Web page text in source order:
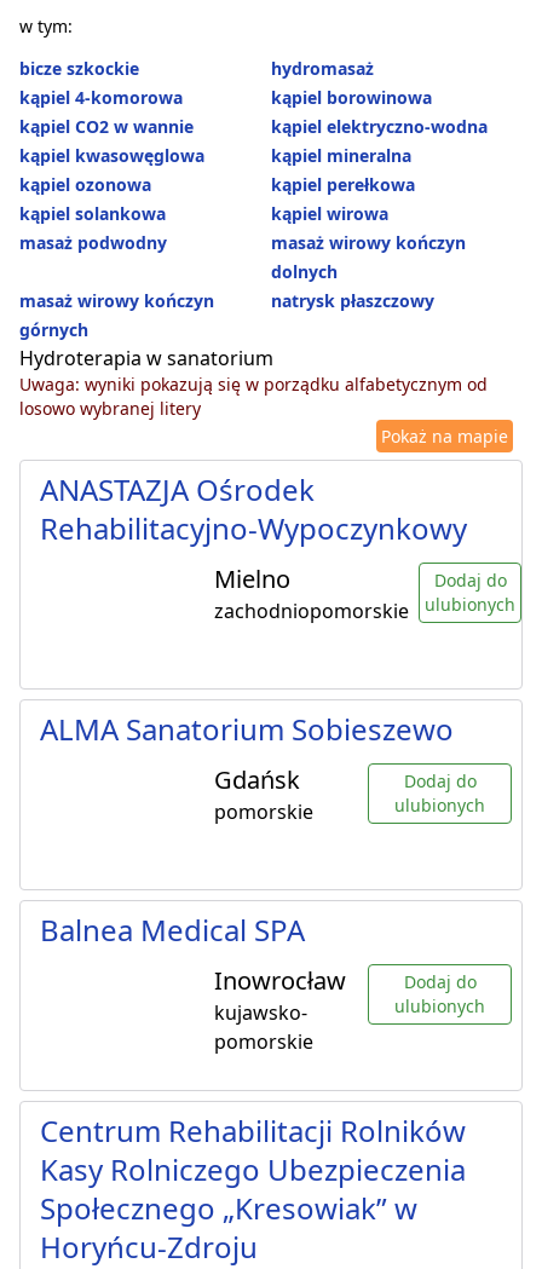
w tym:
bicze szkockie
hydromasaż
kąpiel 4-komorowa
kąpiel borowinowa
kąpiel CO2 w wannie
kąpiel elektryczno-wodna
kąpiel kwasowęglowa
kąpiel mineralna
kąpiel ozonowa
kąpiel perełkowa
kąpiel solankowa
kąpiel wirowa
masaż podwodny
masaż wirowy kończyn
dolnych
masaż wirowy kończyn
górnych
natrysk płaszczowy
Hydroterapia w sanatorium
Uwaga: wyniki pokazują się w porządku alfabetycznym od
losowo wybranej litery
Pokaż na mapie
ANASTAZJA Ośrodek
Rehabilitacyjno-Wypoczynkowy
Mielno
zachodniopomorskie
Dodaj do
ulubionych
ALMA Sanatorium Sobieszewo
Gdańsk
pomorskie
Dodaj do
ulubionych
Balnea Medical SPA
Inowrocław
kujawsko-
pomorskie
Dodaj do
ulubionych
Centrum Rehabilitacji Rolników
Kasy Rolniczego Ubezpieczenia
Społecznego „Kresowiak” w
Horyńcu-Zdroju